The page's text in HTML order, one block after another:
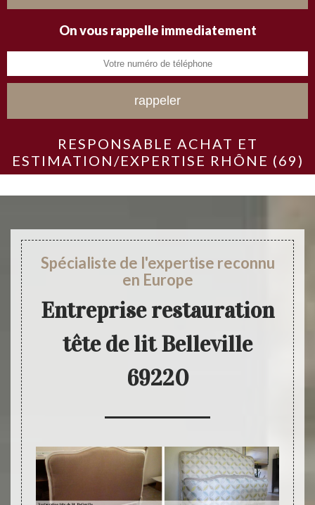
On vous rappelle immediatement
RESPONSABLE ACHAT ET
ESTIMATION/EXPERTISE RHÔNE (69)
Spécialiste de l'expertise reconnu
en Europe
Entreprise restauration
tête de lit Belleville
69220